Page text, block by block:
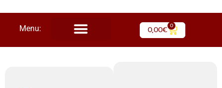
Menu: 0,00€ 0